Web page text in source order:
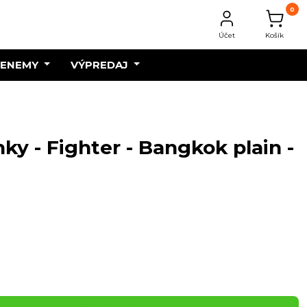
Účet
0
Košík
VÝPREDAJ
- Fighter - Bangkok plain -